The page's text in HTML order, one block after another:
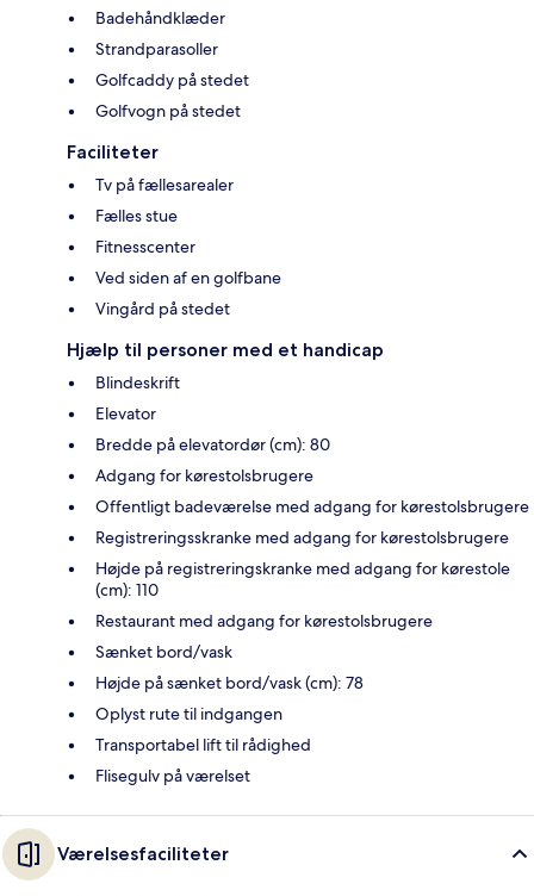
Badehåndklæder
Strandparasoller
Golfcaddy på stedet
Golfvogn på stedet
Faciliteter
Tv på fællesarealer
Fælles stue
Fitnesscenter
Ved siden af en golfbane
Vingård på stedet
Hjælp til personer med et handicap
Blindeskrift
Elevator
Bredde på elevatordør (cm): 80
Adgang for kørestolsbrugere
Offentligt badeværelse med adgang for kørestolsbrugere
Registreringsskranke med adgang for kørestolsbrugere
Højde på registreringskranke med adgang for kørestole
(cm): 110
Restaurant med adgang for kørestolsbrugere
Sænket bord/vask
Højde på sænket bord/vask (cm): 78
Oplyst rute til indgangen
Transportabel lift til rådighed
Flisegulv på værelset
Værelsesfaciliteter